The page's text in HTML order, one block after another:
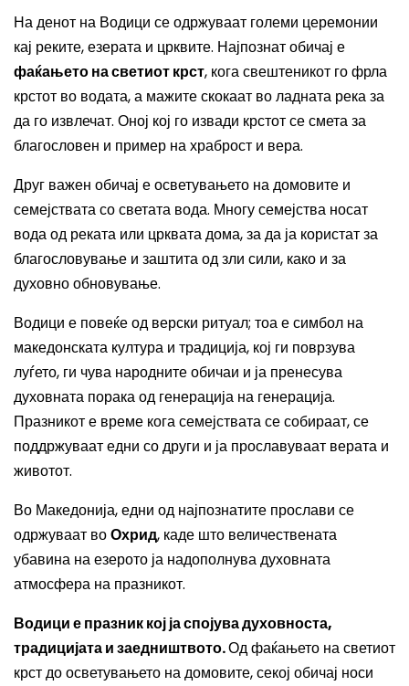
На денот на Водици се одржуваат големи церемонии
кај реките, езерата и црквите. Најпознат обичај е
фаќањето на светиот крст, кога свештеникот го фрла
крстот во водата, а мажите скокаат во ладната река за
да го извлечат. Оној кој го извади крстот се смета за
благословен и пример на храброст и вера.
Друг важен обичај е осветувањето на домовите и
семејствата со светата вода. Многу семејства носат
вода од реката или црквата дома, за да ја користат за
благословување и заштита од зли сили, како и за
духовно обновување.
Водици е повеќе од верски ритуал; тоа е симбол на
македонската култура и традиција, кој ги поврзува
луѓето, ги чува народните обичаи и ја пренесува
духовната порака од генерација на генерација.
Празникот е време кога семејствата се собираат, се
поддржуваат едни со други и ја прославуваат верата и
животот.
Во Македонија, едни од најпознатите прослави се
одржуваат воОхрид, каде што величествената
убавина на езерото ја надополнува духовната
атмосфера на празникот.
Водици е празник кој ја спојува духовноста,
традицијата и заедништвото.Од фаќањето на светиот
крст до осветувањето на домовите, секој обичај носи